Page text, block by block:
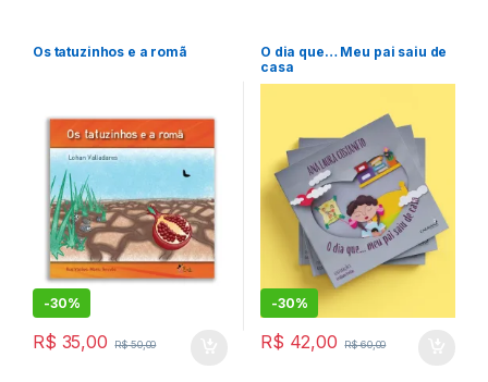
Os tatuzinhos e a romã
-30%
R$ 35,00 R$50,00
O dia que… Meu pai saiu de
casa
-30%
R$ 42,00 R$60,00